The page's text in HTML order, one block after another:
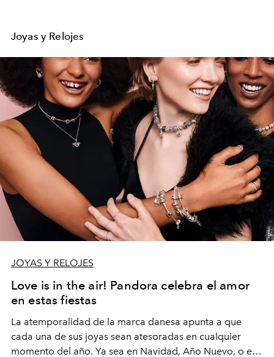
Joyas y Relojes
JOYAS Y RELOJES
Love is in the air! Pandora celebra el amor
en estas fiestas
La atemporalidad de la marca danesa apunta a que
cada una de sus joyas sean atesoradas en cualquier
momento del año. Ya sea en Navidad, Año Nuevo, o en